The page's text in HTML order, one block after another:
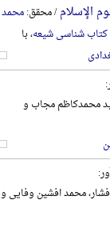
الإسلام/ محقق:محمد
شناسی شیعه، با
محمدکاظم مجاب و
محمد افشین وفایی و